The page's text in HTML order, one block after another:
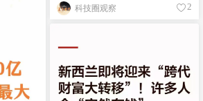
科技圈观察 2